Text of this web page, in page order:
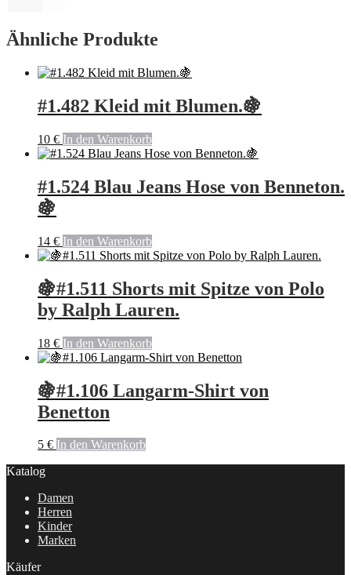
Ähnliche Produkte
#1.482 Kleid mit Blumen.🍇
10 € In den Warenkorb
#1.524 Blau Jeans Hose von Benneton.
🍇
14 € In den Warenkorb
🍇#1.511 Shorts mit Spitze von Polo
by Ralph Lauren.
18 € In den Warenkorb
🍇#1.106 Langarm-Shirt von
Benetton
5 € In den Warenkorb
Katalog
Damen
Herren
Kinder
Marken
Käufer